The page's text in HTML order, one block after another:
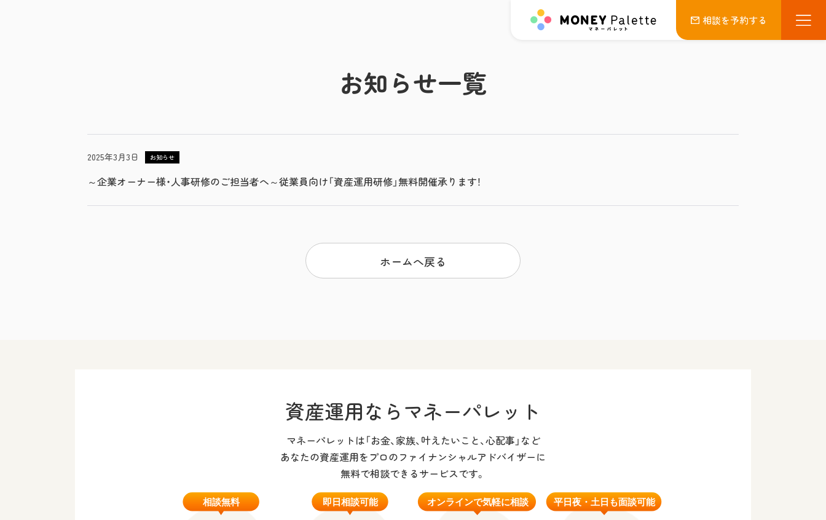
相談を予約する
お知らせ一覧
2025年3月3日 お知らせ
～企業オーナー様・人事研修のご担当者へ～従業員向け「資産運用研修」無料開催承ります！
ホームへ戻る
資産運用ならマネーパレット
マネーパレットは「お金、家族、叶えたいこと、心配事」など
あなたの資産運用をプロのファイナンシャルアドバイザーに
無料で相談できるサービスです。